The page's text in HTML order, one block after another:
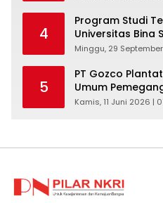
4
Program Studi
Universitas Bina
Selenggarakan
Pemasaran
Bojongbaru
Minggu, 29
5
PT Gozco
Umum
Paparan Publik
Kamis, 11 Juni 2026 |